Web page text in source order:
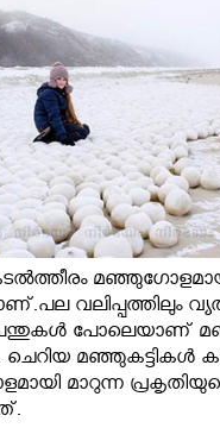
കടല്‍ത്തീരം
വലിപ്പത്തിലും
പോലെയാണ്
മഞ്ഞുകട്ടികള്‍
മാറുന്ന